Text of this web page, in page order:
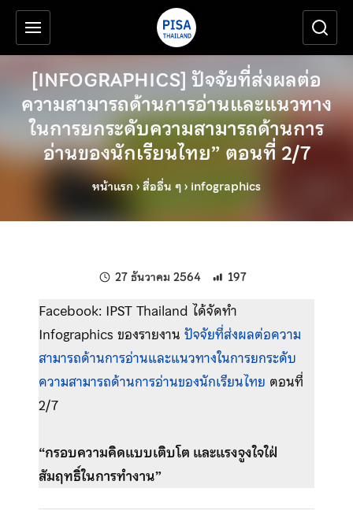
ข้ามไปยังเนื้อหาหลัก
เครื่องมือช่วยเหลือ
[INFOGRAPHICS] ปัจจัยที่ส่งผลต่อ
ความสามารถด้านการอ่านและแนวทาง
ในการยกระดับความสามารถด้านการ
อ่านของนักเรียนไทย” ตอนที่ 2/7
หน้าแรก ›สื่ออื่น ๆ› infographics
27 ธันวาคม 2564 แก้ไขล่าสุดเมื่อ:
197
Facebook: IPST Thailand ได้จัดทำ
Infographics ของรายงาน ปัจจัยที่ส่งผลต่อความ
สามารถด้านการอ่านและแนวทางในการยกระดับ
ความสามารถด้านการอ่านของนักเรียนไทย ตอนที่
2/7
“กรอบความคิดแบบเติบโต และแรงจูงใจใฝ่
สัมฤทธิ์ในการทำงาน”